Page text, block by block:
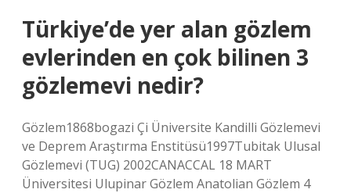
Türkiye’de yer alan gözlem
evlerinden en çok bilinen 3
gözlemevi nedir?
Gözlem1868bogazi Çi Üniversite Kandilli Gözlemevi
ve Deprem Araştırma Enstitüsü1997Tubitak Ulusal
Gözlemevi (TUG) 2002CANACCAL 18 MART
Üniversitesi Ulupinar Gözlem Anatolian Gözlem 4